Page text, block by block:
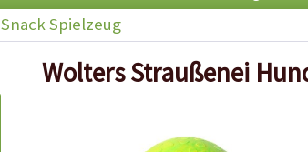
Snack Spielzeug
Wolters Straußenei